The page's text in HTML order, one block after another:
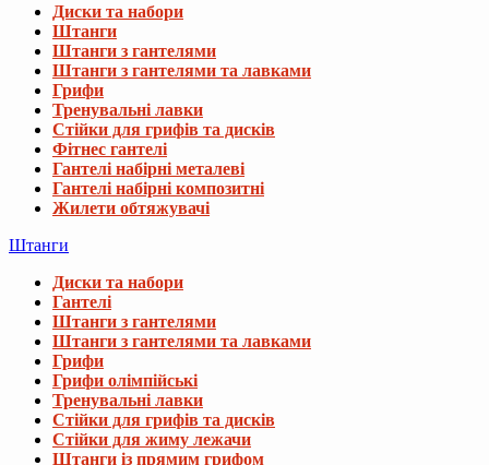
Диски та набори
Штанги
Штанги з гантелями
Штанги з гантелями та лавками
Грифи
Тренувальні лавки
Стійки для грифів та дисків
Фітнес гантелі
Гантелі набірні металеві
Гантелі набірні композитні
Жилети обтяжувачі
Штанги
Диски та набори
Гантелі
Штанги з гантелями
Штанги з гантелями та лавками
Грифи
Грифи олімпійські
Тренувальні лавки
Стійки для грифів та дисків
Стійки для жиму лежачи
Штанги із прямим грифом